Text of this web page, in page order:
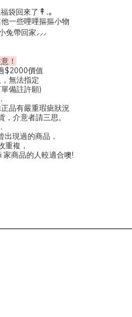
袋回來了 ↟.｡
一些哩哩摳摳小物
兔帶回家⸝⸝⸝
！
$2000價值
無法指定
備註許願)
．
品有嚴重瑕疵狀況
介意者請三思。
．
出現過的商品，
重複，
商品的人較適合噢!